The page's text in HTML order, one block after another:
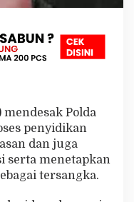
Polda
penyidikan
dan juga
serta menetapkan
tersangka.